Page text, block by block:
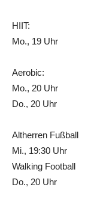
HIIT:
Mo., 19 Uhr
Aerobic:
Mo., 20 Uhr
Do., 20 Uhr
Altherren Fußball
Mi., 19:30 Uhr
Walking Football
Do., 20 Uhr